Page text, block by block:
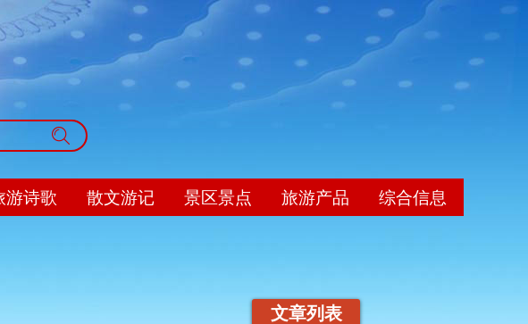
搜索
游诗歌 散文游记 景区景点 旅游产品 综合信息
文章列表